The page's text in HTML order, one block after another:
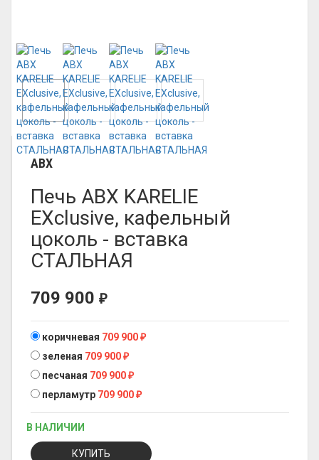
ABX
Печь ABX KARELIE
EXclusive, кафельный
цоколь - вставка
СТАЛЬНАЯ
709 900 ₽
коричневая 709 900 ₽
зеленая 709 900 ₽
песчаная 709 900 ₽
перламутр 709 900 ₽
В НАЛИЧИИ
КУПИТЬ